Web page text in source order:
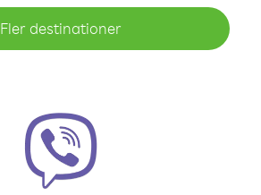
Fler destinationer